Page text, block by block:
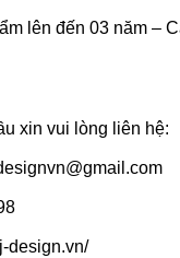
lên đến 03 năm –
xin vui lòng liên hệ:
design.vn/